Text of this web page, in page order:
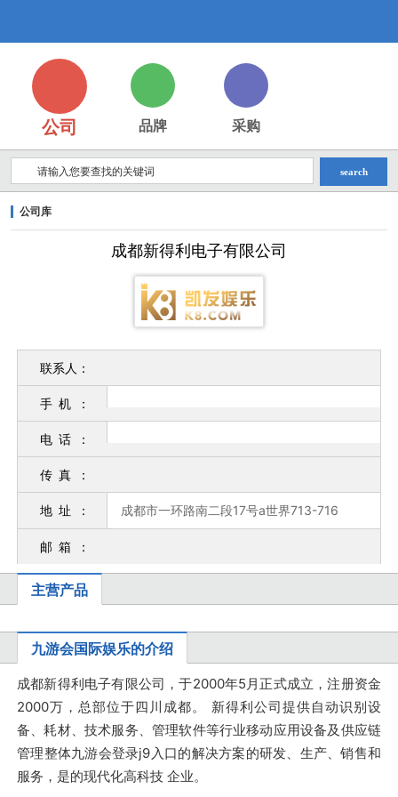
成
都
新
得
利
电
子
有
公司 品牌 采购
search
公司库
成都新得利电子有限公司
联系人：
手机 ：
电话 ：
传真 ：
地址 ： 成都市一环路南二段17号a世界713-716
邮箱 ：
主营产品
九游会国际娱乐的介绍
成都新得利电子有限公司，于2000年5月正式成立，注册资金
2000万，总部位于四川成都。 新得利公司提供自动识别设
备、耗材、技术服务、管理软件等行业移动应用设备及供应链
管理整体九游会登录j9入口的解决方案的研发、生产、销售和
服务，是的现代化高科技 企业。